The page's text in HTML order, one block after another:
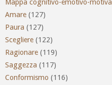
Mappa cognitivo-emotivo-motiva
Amare (127)
Paura (127)
Scegliere (122)
Ragionare (119)
Saggezza (117)
Conformismo (116)